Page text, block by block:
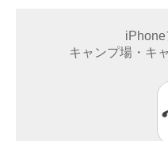
iPhone
キャンプ場・キ